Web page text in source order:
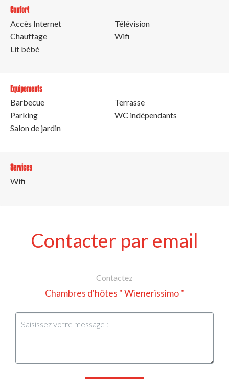
Confort
Accès Internet
Chauffage
Lit bébé
Télévision
Wifi
Equipements
Barbecue
Parking
Salon de jardin
Terrasse
WC indépendants
Services
Wifi
Contacter par email
Contactez
Chambres d'hôtes " Wienerissimo "